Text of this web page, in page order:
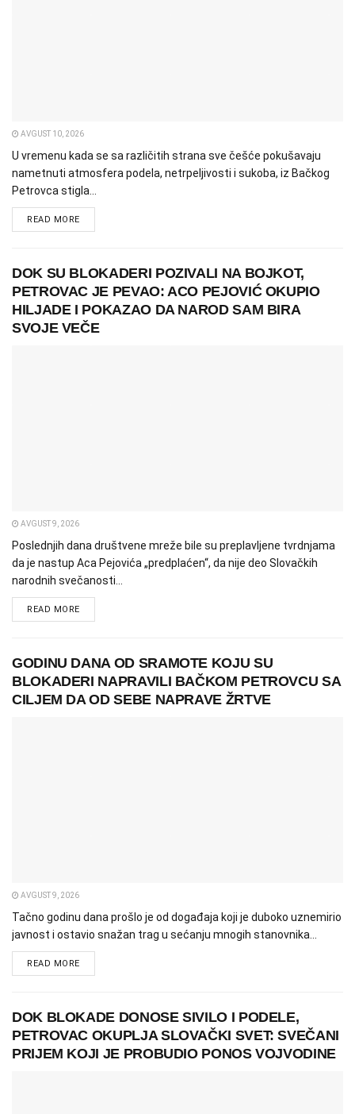
AVGUST 10, 2026
U vremenu kada se sa različitih strana sve češće pokušavaju
nametnuti atmosfera podela, netrpeljivosti i sukoba, iz Bačkog
Petrovca stigla...
READ MORE
DOK SU BLOKADERI POZIVALI NA BOJKOT,
PETROVAC JE PEVAO: ACO PEJOVIĆ OKUPIO
HILJADE I POKAZAO DA NAROD SAM BIRA
SVOJE VEČE
AVGUST 9, 2026
Poslednjih dana društvene mreže bile su preplavljene tvrdnjama
da je nastup Aca Pejovića „predplaćen“, da nije deo Slovačkih
narodnih svečanosti...
READ MORE
GODINU DANA OD SRAMOTE KOJU SU
BLOKADERI NAPRAVILI BAČKOM PETROVCU SA
CILJEM DA OD SEBE NAPRAVE ŽRTVE
AVGUST 9, 2026
Tačno godinu dana prošlo je od događaja koji je duboko uznemirio
javnost i ostavio snažan trag u sećanju mnogih stanovnika...
READ MORE
DOK BLOKADE DONOSE SIVILO I PODELE,
PETROVAC OKUPLJA SLOVAČKI SVET: SVEČANI
PRIJEM KOJI JE PROBUDIO PONOS VOJVODINE